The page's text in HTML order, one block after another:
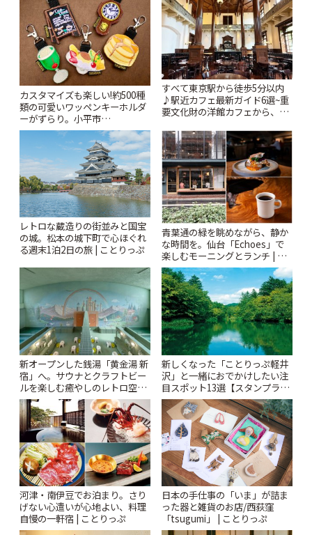
カスタマイズも楽しい!約500種
類の可愛いワッペンキーホルダ
ーがずらり。小平市
「Kimamaya T&K」 | ことりっ
すべて東京駅から徒歩5分以内
♪駅近カフェ最新ガイド6選~重
要文化財の洋館カフェから、改
りっぷ
レトロな蔵造りの街並みと国宝
の城。松本の城下町で心ほぐれ
る週末1泊2日の旅 | ことりっぷ
青葉通の緑を眺めながら、静か
な時間を。仙台「Echoes」で
楽しむモーニングとランチ | こ
とりっぷ
新オープンした銭湯「黄金湯 新
宿」へ。サウナとクラフトビー
ルを楽しむ癒やしのレトロ空間
| ことりっぷ
新しくなった「ことりっぷ軽井
沢」と一緒におでかけしたい注
目スポット13選【スタンプラリ
ー開催中】 | ことりっぷ
河津・南伊豆でお泊まり。さり
げない心遣いが心地よい、料理
自慢の一軒宿 | ことりっぷ
日本の手仕事の「いま」が詰ま
った器と雑貨のお店/西荻窪
「tsugumi」 | ことりっぷ